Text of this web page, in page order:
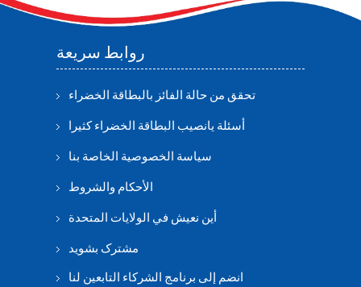
روابط سريعة
تحقق من حالة الفائز بالبطاقة الخضراء
أسئلة يانصيب البطاقة الخضراء كثيرا
سياسة الخصوصية الخاصة بنا
الأحكام والشروط
أين نعيش في الولايات المتحدة
مشترک بشوید
انضم إلى برنامج الشركاء التابعين لنا